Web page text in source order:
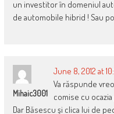
un investitor în domeniul
de automobile hibrid ! Sau
Mihaic3001
June 8, 2012 at
Va răspunde
comise cu
Dar Băsescu şi clica lui de